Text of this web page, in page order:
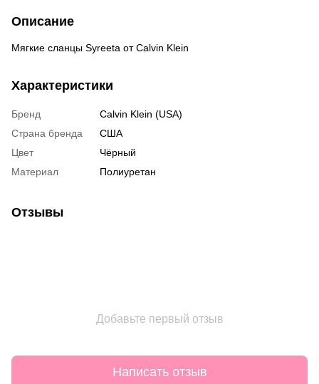
Описание
Мягкие сланцы Syreeta от Calvin Klein
Характеристики
Бренд
Calvin Klein (USA)
Страна бренда
США
Цвет
Чёрный
Материал
Полиуретан
Отзывы
Добавьте первый отзыв
Написать отзыв